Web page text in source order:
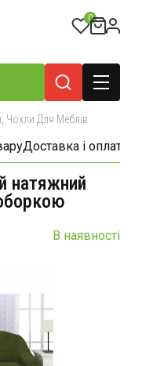
0
Чохли Для Меблів
Доставка і оплата
натяжний
В наявності